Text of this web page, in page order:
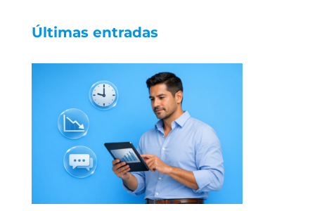
Últimas entradas